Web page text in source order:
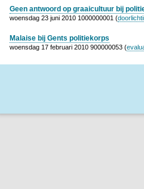
Geen antwoord op graaicultuur bij
woensdag 23 juni 2010 1000000001 (
Malaise bij Gents politiekorps
woensdag 17 februari 2010 900000053 (